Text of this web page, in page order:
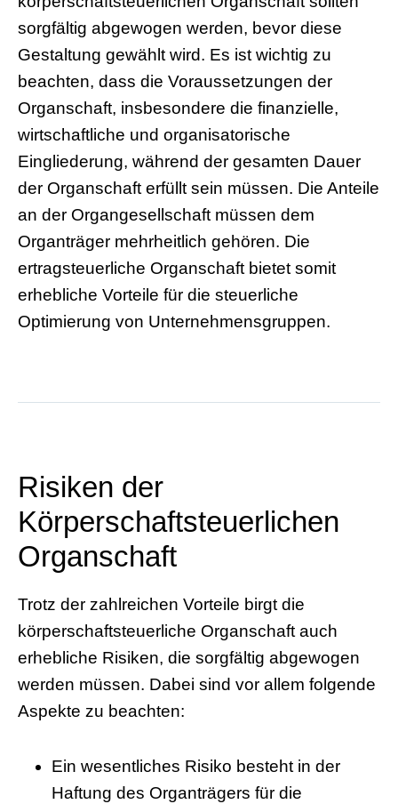
sorgfältig abgewogen werden, bevor diese
Gestaltung gewählt wird. Es ist wichtig zu
beachten, dass die Voraussetzungen der
Organschaft, insbesondere die finanzielle,
wirtschaftliche und organisatorische
Eingliederung, während der gesamten Dauer
der Organschaft erfüllt sein müssen. Die Anteile
an der Organgesellschaft müssen dem
Organträger mehrheitlich gehören. Die
ertragsteuerliche Organschaft bietet somit
erhebliche Vorteile für die steuerliche
Optimierung von Unternehmensgruppen.
Risiken der
Körperschaftsteuerlichen
Organschaft
Trotz der zahlreichen Vorteile birgt die
körperschaftsteuerliche Organschaft auch
erhebliche Risiken, die sorgfältig abgewogen
werden müssen. Dabei sind vor allem folgende
Aspekte zu beachten:
Ein wesentliches Risiko besteht in der
Haftung des Organträgers für die